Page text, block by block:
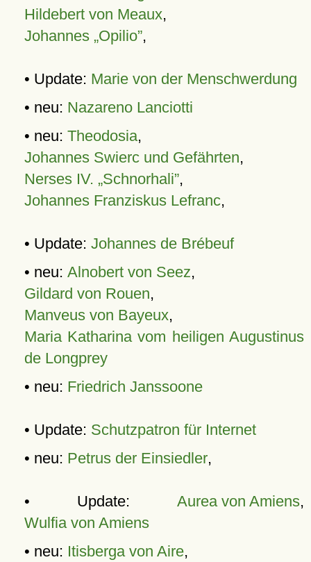
Hildebert von Meaux,
Johannes „Opilio”,
• Update: Marie von der Menschwerdung
• neu: Nazareno Lanciotti
• neu: Theodosia,
Johannes Swierc und Gefährten,
Nerses IV. „Schnorhali”,
Johannes Franziskus Lefranc,
• Update: Johannes de Brébeuf
• neu: Alnobert von Seez,
Gildard von Rouen,
Manveus von Bayeux,
Maria Katharina vom heiligen Augustinus
de Longprey
• neu: Friedrich Janssoone
• Update: Schutzpatron für Internet
• neu: Petrus der Einsiedler,
• Update: Aurea von Amiens,
Wulfia von Amiens
• neu: Itisberga von Aire,